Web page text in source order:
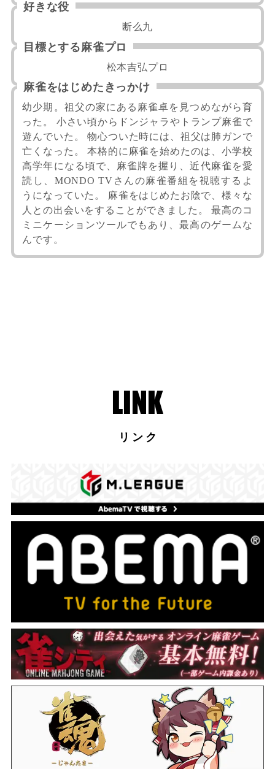
好きな役
断么九
目標とする麻雀プロ
松本吉弘プロ
麻雀をはじめたきっかけ
幼少期。祖父の家にある麻雀卓を見つめながら育
った。 小さい頃からドンジャラやトランプ麻雀で
遊んでいた。 物心ついた時には、祖父は肺ガンで
亡くなった。 本格的に麻雀を始めたのは、小学校
高学年になる頃で、麻雀牌を握り、近代麻雀を愛
読し、MONDO TVさんの麻雀番組を視聴するよ
うになっていた。 麻雀をはじめたお陰で、様々な
人との出会いをすることができました。 最高のコ
ミニケーションツールでもあり、最高のゲームな
んです。
リンク